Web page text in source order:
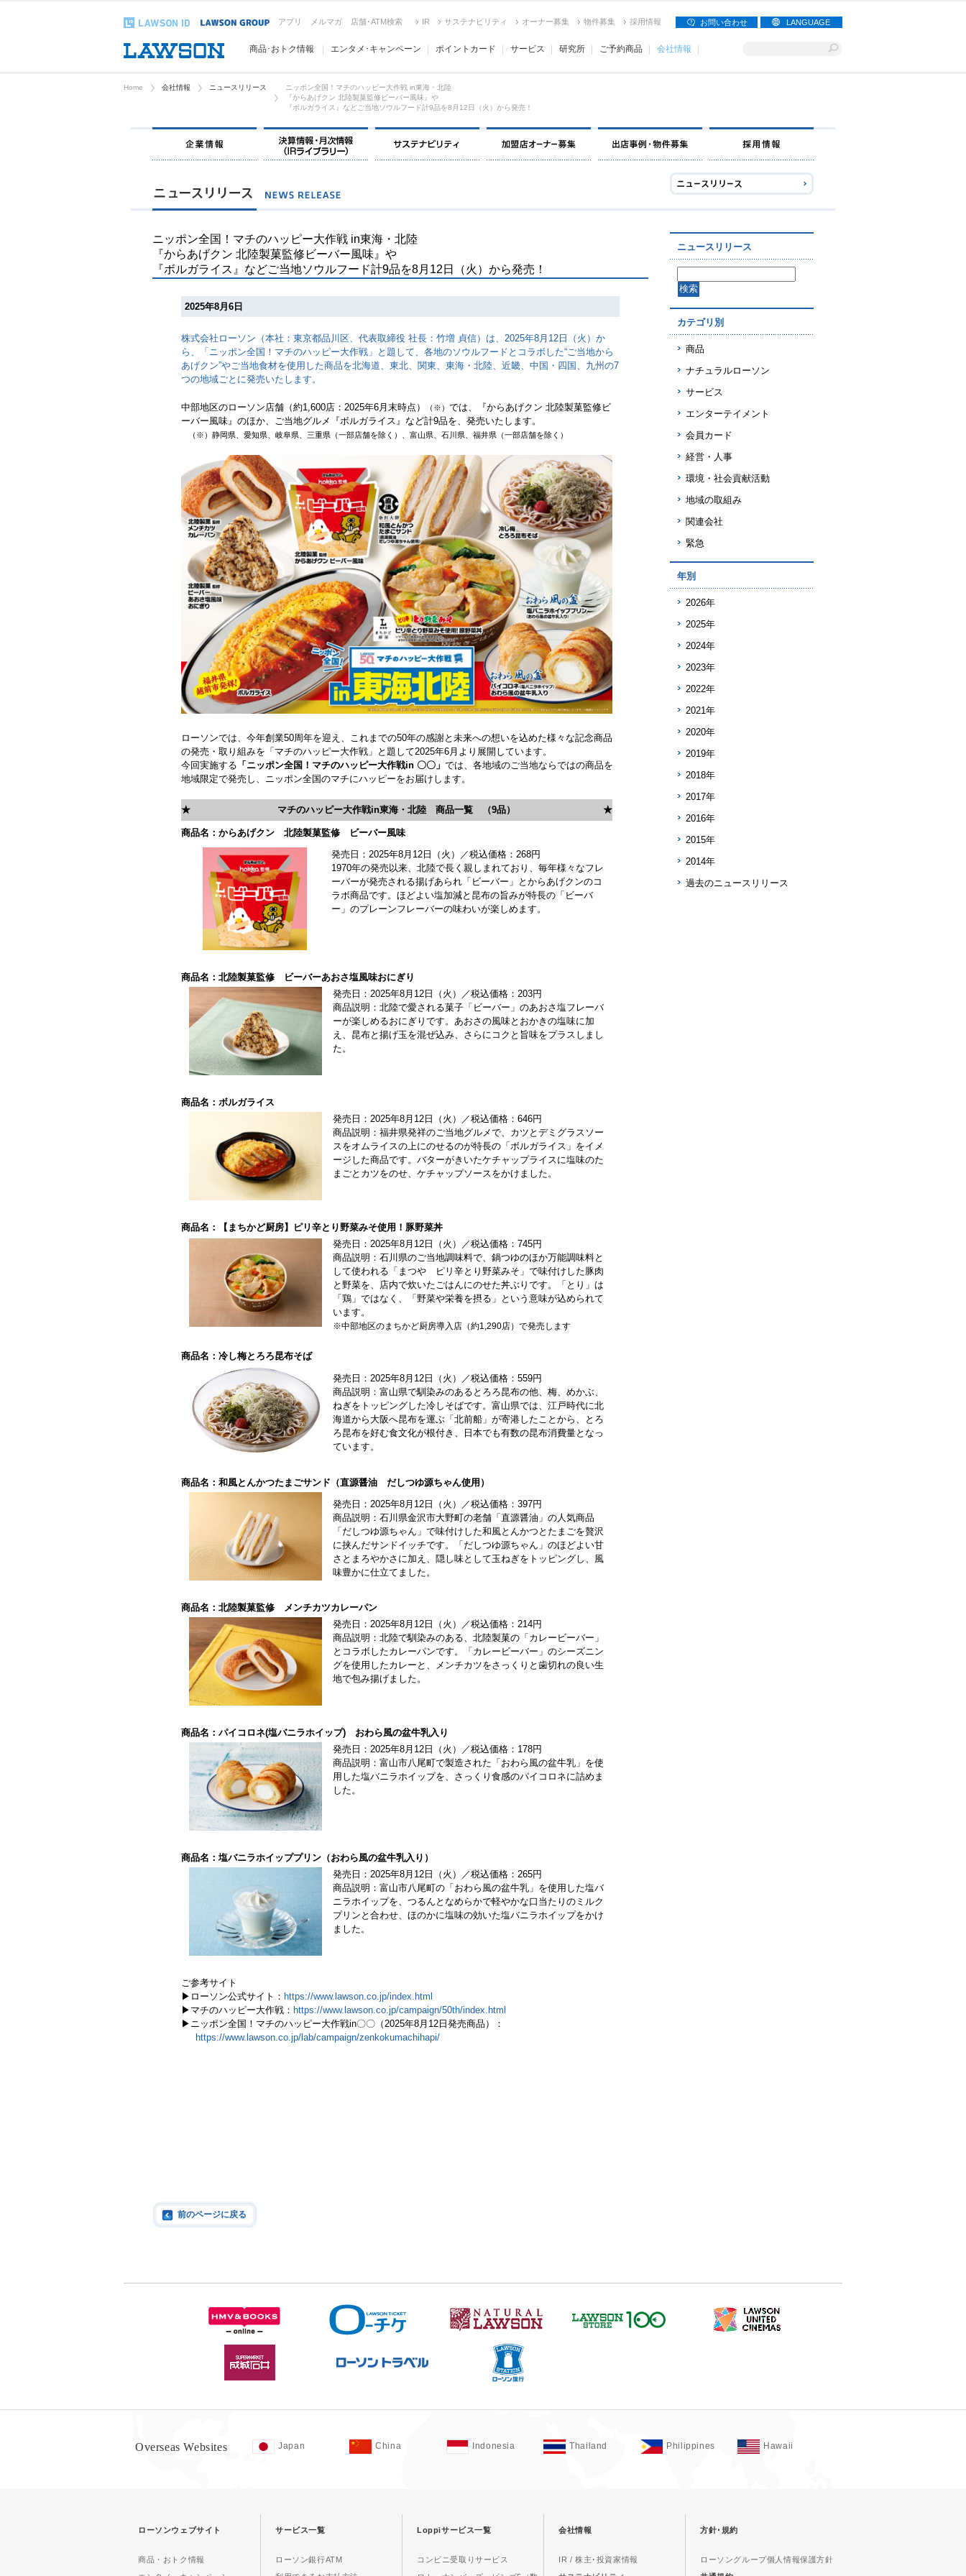
アプリ メルマガ 店舗･ATM検索 IR サステナビリティ オーナー募集 物件募集 採用情報 お問い合わせ LANGUAGE
商品･おトク情報 エンタメ･キャンペーン ポイントカード サービス 研究所 ご予約商品 会社情報
Home 会社情報 ニュースリリース
ニッポン全国！マチのハッピー大作戦 in東海・北陸
『からあげクン 北陸製菓監修ビーバー風味』や
『ボルガライス』などご当地ソウルフード計9品を8月12日（火）から発売！
企業情報
ニッポン全国！マチのハッピー大作戦 in東海・北陸
『からあげクン 北陸製菓監修ビーバー風味』や
『ボルガライス』などご当地ソウルフード計9品を8月12日（火）から発売！
2025年8月6日
株式会社ローソン（本社：東京都品川区、代表取締役 社長：竹増 貞信）は、2025年8月12日（火）か
ら、「ニッポン全国！マチのハッピー大作戦」と題して、各地のソウルフードとコラボした“ご当地から
あげクン”やご当地食材を使用した商品を北海道、東北、関東、東海・北陸、近畿、中国・四国、九州の7
つの地域ごとに発売いたします。
中部地区のローソン店舗（約1,600店：2025年6月末時点） （※） では、『からあげクン 北陸製菓監修ビ
ーバー風味』のほか、ご当地グルメ『ボルガライス』など計9品を、発売いたします。
（※）静岡県、愛知県、岐阜県、三重県（一部店舗を除く）、富山県、石川県、福井県（一部店舗を除く）
ローソンでは、今年創業50周年を迎え、これまでの50年の感謝と未来への想いを込めた様々な記念商品
の発売・取り組みを「マチのハッピー大作戦」と題して2025年6月より展開しています。
今回実施する 「ニッポン全国！マチのハッピー大作戦in 〇〇」 では、各地域のご当地ならではの商品を
地域限定で発売し、ニッポン全国のマチにハッピーをお届けします。
★ マチのハッピー大作戦in東海・北陸 商品一覧 （9品） ★
商品名：からあげクン 北陸製菓監修 ビーバー風味
発売日：2025年8月12日（火）／税込価格：268円
1970年の発売以来、北陸で長く親しまれており、毎年様々なフレ
ーバーが発売される揚げあられ「ビーバー」とからあげクンのコ
ラボ商品です。ほどよい塩加減と昆布の旨みが特長の「ビーバ
ー」のプレーンフレーバーの味わいが楽しめます。
商品名：北陸製菓監修 ビーバーあおさ塩風味おにぎり
発売日：2025年8月12日（火）／税込価格：203円
商品説明：北陸で愛される菓子「ビーバー」のあおさ塩フレーバ
ーが楽しめるおにぎりです。あおさの風味とおかきの塩味に加
え、昆布と揚げ玉を混ぜ込み、さらにコクと旨味をプラスしまし
た。
商品名：ボルガライス
発売日：2025年8月12日（火）／税込価格：646円
商品説明：福井県発祥のご当地グルメで、カツとデミグラスソー
スをオムライスの上にのせるのが特長の「ボルガライス」をイメ
ージした商品です。バターがきいたケチャップライスに塩味のた
まごとカツをのせ、ケチャップソースをかけました。
商品名：【まちかど厨房】ピリ辛とり野菜みそ使用！豚野菜丼
発売日：2025年8月12日（火）／税込価格：745円
商品説明：石川県のご当地調味料で、鍋つゆのほか万能調味料と
して使われる「まつや ピリ辛とり野菜みそ」で味付けした豚肉
と野菜を、店内で炊いたごはんにのせた丼ぶりです。「とり」は
「鶏」ではなく、「野菜や栄養を摂る」という意味が込められて
います。
※中部地区のまちかど厨房導入店（約1,290店）で発売します
商品名：冷し梅とろろ昆布そば
発売日：2025年8月12日（火）／税込価格：559円
商品説明：富山県で馴染みのあるとろろ昆布の他、梅、めかぶ、
ねぎをトッピングした冷しそばです。富山県では、江戸時代に北
海道から大阪へ昆布を運ぶ「北前船」が寄港したことから、とろ
ろ昆布を好む食文化が根付き、日本でも有数の昆布消費量となっ
ています。
商品名：和風とんかつたまごサンド（直源醤油 だしつゆ源ちゃん使用）
発売日：2025年8月12日（火）／税込価格：397円
商品説明：石川県金沢市大野町の老舗「直源醤油」の人気商品
「だしつゆ源ちゃん」で味付けした和風とんかつとたまごを贅沢
に挟んだサンドイッチです。「だしつゆ源ちゃん」のほどよい甘
さとまろやかさに加え、隠し味として玉ねぎをトッピングし、風
味豊かに仕立てました。
商品名：北陸製菓監修 メンチカツカレーパン
発売日：2025年8月12日（火）／税込価格：214円
商品説明：北陸で馴染みのある、北陸製菓の「カレービーバー」
とコラボしたカレーパンです。「カレービーバー」のシーズニン
グを使用したカレーと、メンチカツをさっくりと歯切れの良い生
地で包み揚げました。
商品名：パイコロネ(塩バニラホイップ) おわら風の盆牛乳入り
発売日：2025年8月12日（火）／税込価格：178円
商品説明：富山市八尾町で製造された「おわら風の盆牛乳」を使
用した塩バニラホイップを、さっくり食感のパイコロネに詰めま
した。
商品名：塩バニラホイッププリン（おわら風の盆牛乳入り）
発売日：2025年8月12日（火）／税込価格：265円
商品説明：富山市八尾町の「おわら風の盆牛乳」を使用した塩バ
ニラホイップを、つるんとなめらかで軽やかな口当たりのミルク
プリンと合わせ、ほのかに塩味の効いた塩バニラホイップをかけ
ました。
ご参考サイト
▶ローソン公式サイト： https://www.lawson.co.jp/index.html
▶マチのハッピー大作戦： https://www.lawson.co.jp/campaign/50th/index.html
▶ニッポン全国！マチのハッピー大作戦in〇〇（2025年8月12日発売商品）：
https://www.lawson.co.jp/lab/campaign/zenkokumachihapi/
前のページに戻る
ニュースリリース
カテゴリ別
商品
ナチュラルローソン
サービス
エンターテイメント
会員カード
経営・人事
環境・社会貢献活動
地域の取組み
関連会社
緊急
年別
2026年
2025年
2024年
2023年
2022年
2021年
2020年
2019年
2018年
2017年
2016年
2015年
2014年
過去のニュースリリース
Overseas Websites Japan China Indonesia Thailand Philippines Hawaii
ローソンウェブサイト
商品・おトク情報
サービス一覧
ローソン銀行ATM
Loppiサービス一覧
コンビニ受取りサービス
会社情報
IR / 株主･投資家情報
方針･規約
ローソングループ個人情報保護方針